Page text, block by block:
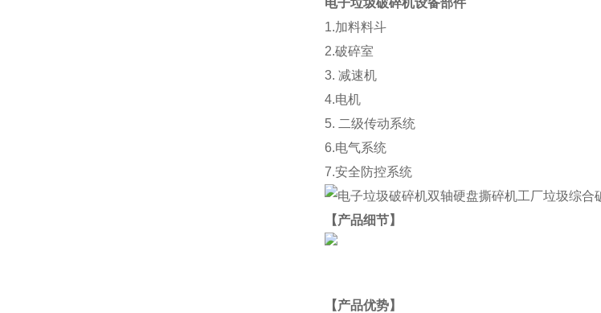
电子垃圾破碎机设备部件
1.加料料斗
2.破碎室
3. 减速机
4.电机
5. 二级传动系统
6.电气系统
7.安全防控系统
【产品细节】
【产品优势】